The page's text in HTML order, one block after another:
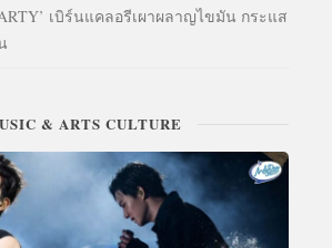
เบิร์นแคลอรีเผาผลาญไขมัน กระแส
& ARTS CULTURE